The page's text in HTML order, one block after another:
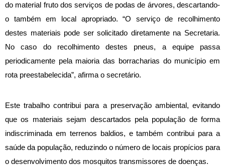
do material fruto dos serviços de podas de árvores, descartando-
o também em local apropriado. “O serviço de recolhimento
destes materiais pode ser solicitado diretamente na Secretaria.
No caso do recolhimento destes pneus, a equipe passa
periodicamente pela maioria das borracharias do município em
rota preestabelecida”, afirma o secretário.
Este trabalho contribui para a preservação ambiental, evitando
que os materiais sejam descartados pela população de forma
indiscriminada em terrenos baldios, e também contribui para a
saúde da população, reduzindo o número de locais propícios para
o desenvolvimento dos mosquitos transmissores de doenças.